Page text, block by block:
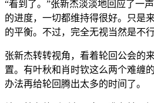
“看到了。”张新杰淡淡地回应了一
的进度，一切都维持得很好。只是
的平衡。不过，完全无视当然是不行
张新杰转转视角，看着轮回公会的
置。有叶秋和肖时钦这么两个难缠
办法再给轮回腾出太多的时间了。